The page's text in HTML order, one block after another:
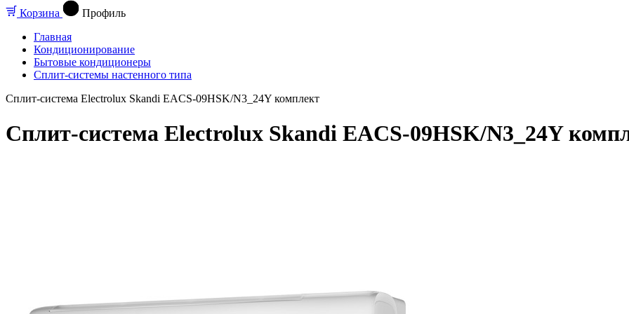
Корзина
Профиль
Главная
Кондиционирование
Бытовые кондиционеры
Сплит-системы настенного типа
Сплит-система Electrolux Skandi EACS-09HSK/N3_24Y комплект
Сплит-система Electrolux Skandi EACS-09HSK/N3_24Y